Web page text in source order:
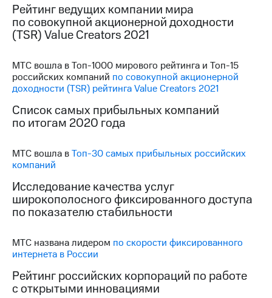
Дивиденды
Рынок
облигаций
Описание
Еврооблигации-2023
Уведомление
о
погашении
именных
облигаций
Регистратор
Контакты
развитие
деловая этика
Рейтинг ведущих компании мира
по совокупной акционерной доходности
(TSR) Value Creators 2021
МТС вошла в Топ-1000 мирового рейтинга и Топ-15
российских компаний по совокупной акционерной
доходности (TSR) рейтинга Value Creators 2021
Список самых прибыльных компаний
по итогам 2020 года
МТС вошла вТоп-30 самых прибыльных российских
компаний
Исследование качества услуг
широкополосного фиксированного доступа
по показателю стабильности
МТC названа лидером по скорости фиксированного
интернета в России
Рейтинг российских корпораций по работе
с открытыми инновациями